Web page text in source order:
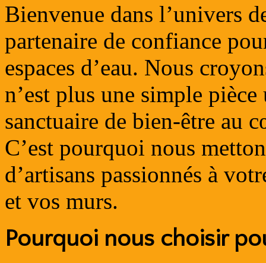
Bienvenue dans l’univers
partenaire de confiance
espaces d’eau. Nous
n’est plus une simple
sanctuaire de bien-être au
C’est pourquoi nous
d’artisans passionnés à
et vos murs.
Pourquoi nous choisir